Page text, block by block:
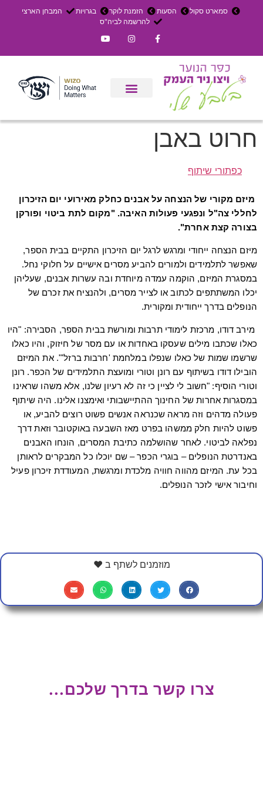
סמארט סקול הסעות הזמנת לוקר בגרויות
המבחן הארצי
להרשמה לביה"ס
חרוט באבן
כפתורי שיתוף
מיזם מקורי של הנצחה על אבנים כחלק מאירועי יום הזיכרון
לחללי צה"ל ונפגעי פעולות האיבה. "מקום לתת ביטוי ופורקן
בצורה קצת אחרת".
מיזם הנצחה ייחודי ומרגש לרגל יום הזיכרון התקיים בבית הספר,
שאפשר לתלמידים ולמורים להביע מסרים אישיים על חלוקי נחל.
במסגרת המיזם, הוקמה עמדה מיוחדת ובה עשרות אבנים, שעליהן
יכלו המשתתפים לכתוב או לצייר מסרים, ולהנציח את זכרם של
הנופלים בדרך ייחודית ומקורית.
מירב דודו, מרכזת לימודי תרבות ומורשת בבית הספר, הסבירה: "היו
כאלו שכתבו מילים שעסקו באחדות או עם מסר של חיזוק, והיו כאלו
שרשמו שמות של כאלו שנפלו במלחמת 'חרבות ברזל'". את המיזם
הובילו דודו בשיתוף עם רונן וטורי ומועצת התלמידים של הכפר. רונן
וטורי הוסיף: "חשוב לי לציין כי זה לא רעיון שלנו, אלא משהו שראינו
במסגרות אחרות של החינוך ההתיישבותי ואימצנו אלינו. היה שיתוף
פעולה מדהים וזה מראה שכנראה אנשים פשוט רוצים להביע, או
פשוט להיות חלק ממשהו בפרט מאז השבעה באוקטובר וזאת דרך
נפלאה לביטוי. לאחר שהושלמה כתיבת המסרים, הונחו האבנים
באנדרטת הנופלים – בוגרי הכפר – שם יוכלו כל המבקרים לראותן
בכל עת. המיזם מהווה חוויה מלכדת ומרגשת, המעודדת זיכרון פעיל
וחיבור אישי לזכר הנופלים.
מוזמנים לשתף ב ❤
צרו קשר בדרך שלכם...